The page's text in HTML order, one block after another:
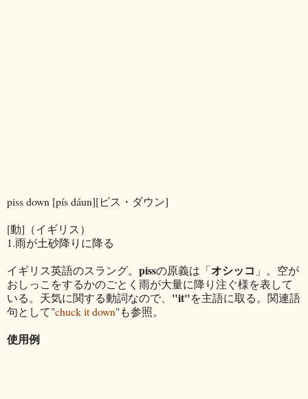
piss down [pís dáun][ピス・ダウン]
[動]（イギリス）
1.雨が土砂降りに降る
イギリス英語のスラング。 pissの原義は「オシッコ 」。空が
おしっこをするかのごとく雨が大量に降り注ぐ様を表して
いる。天気に関する動詞なので、 "it"を主語に取る。関連語
句として"chuck it down"も参照。
使用例